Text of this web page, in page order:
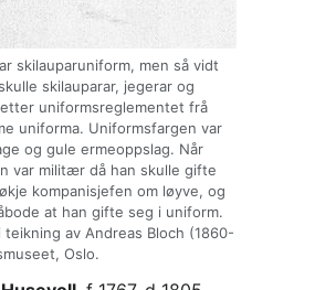
skilauparuniform, men så vidt
skilauparar, jegerar og
uniformsreglementet frå
uniforma. Uniformsfargen var
og gule ermeoppslag. Når
var militær då han skulle gifte
kompanisjefen om løyve, og
at han gifte seg i uniform.
av Andreas Bloch (1860-
Oslo.